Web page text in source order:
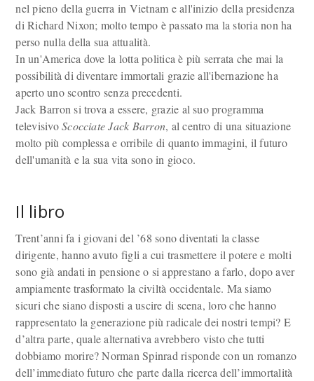
nel pieno della guerra in Vietnam e all'inizio della presidenza
di Richard Nixon; molto tempo è passato ma la storia non ha
perso nulla della sua attualità.
In un'America dove la lotta politica è più serrata che mai la
possibilità di diventare immortali grazie all'ibernazione ha
aperto uno scontro senza precedenti.
Jack Barron si trova a essere, grazie al suo programma
televisivoScocciate Jack Barron, al centro di una situazione
molto più complessa e orribile di quanto immagini, il futuro
dell'umanità e la sua vita sono in gioco.
Il libro
Trent’anni fa i giovani del ’68 sono diventati la classe
dirigente, hanno avuto figli a cui trasmettere il potere e molti
sono già andati in pensione o si apprestano a farlo, dopo aver
ampiamente trasformato la civiltà occidentale. Ma siamo
sicuri che siano disposti a uscire di scena, loro che hanno
rappresentato la generazione più radicale dei nostri tempi? E
d’altra parte, quale alternativa avrebbero visto che tutti
dobbiamo morire? Norman Spinrad risponde con un romanzo
dell’immediato futuro che parte dalla ricerca dell’immortalità